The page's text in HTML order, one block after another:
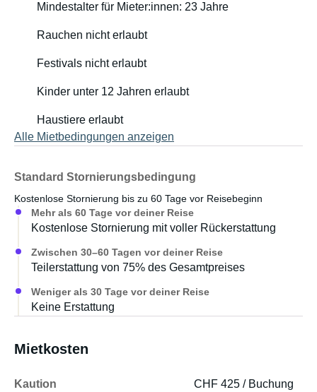
Fahrer muss mindestens 23 Jahre alt sein
Maut- und Bußgelder sind vom Mieter zu tragen
Mindestalter für Mieter:innen: 23 Jahre
Rauchen nicht erlaubt
Festivals nicht erlaubt
Kinder unter 12 Jahren erlaubt
Haustiere erlaubt
Alle Mietbedingungen anzeigen
Standard Stornierungsbedingung
Kostenlose Stornierung bis zu 60 Tage vor Reisebeginn
Mehr als 60 Tage vor deiner Reise
Kostenlose Stornierung mit voller Rückerstattung
Zwischen 30–60 Tagen vor deiner Reise
Teilerstattung von 75% des Gesamtpreises
Weniger als 30 Tage vor deiner Reise
Keine Erstattung
Mietkosten
Kaution
CHF 425 / Buchung